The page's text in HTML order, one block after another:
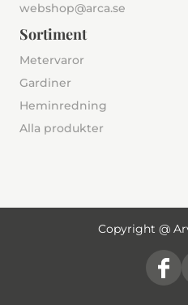
webshop@arca.se
Sortiment
Metervaror
Gardiner
Heminredning
Alla produkter
Copyright @